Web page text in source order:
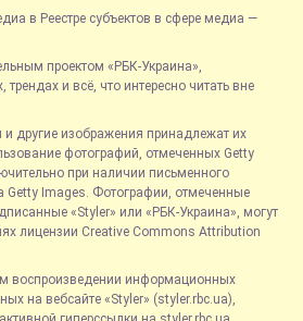
в Реестре субъектов в сфере медиа —
проектом «РБК-Украина»,
и всё, что интересно читать вне
другие изображения принадлежат их
фотографий, отмеченных Getty
при наличии письменного
Getty Images. Фотографии, отмеченные
«Styler» или «РБК-Украина», могут
лицензии Creative Commons Attribution
воспроизведении информационных
на вебсайте «Styler» (styler.rbc.ua),